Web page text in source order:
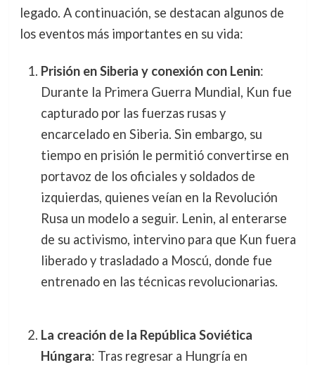
legado. A continuación, se destacan algunos de
los eventos más importantes en su vida:
Prisión en Siberia y conexión con Lenin:
Durante la Primera Guerra Mundial, Kun fue
capturado por las fuerzas rusas y
encarcelado en Siberia. Sin embargo, su
tiempo en prisión le permitió convertirse en
portavoz de los oficiales y soldados de
izquierdas, quienes veían en la Revolución
Rusa un modelo a seguir. Lenin, al enterarse
de su activismo, intervino para que Kun fuera
liberado y trasladado a Moscú, donde fue
entrenado en las técnicas revolucionarias.
La creación de la República Soviética
Húngara: Tras regresar a Hungría en